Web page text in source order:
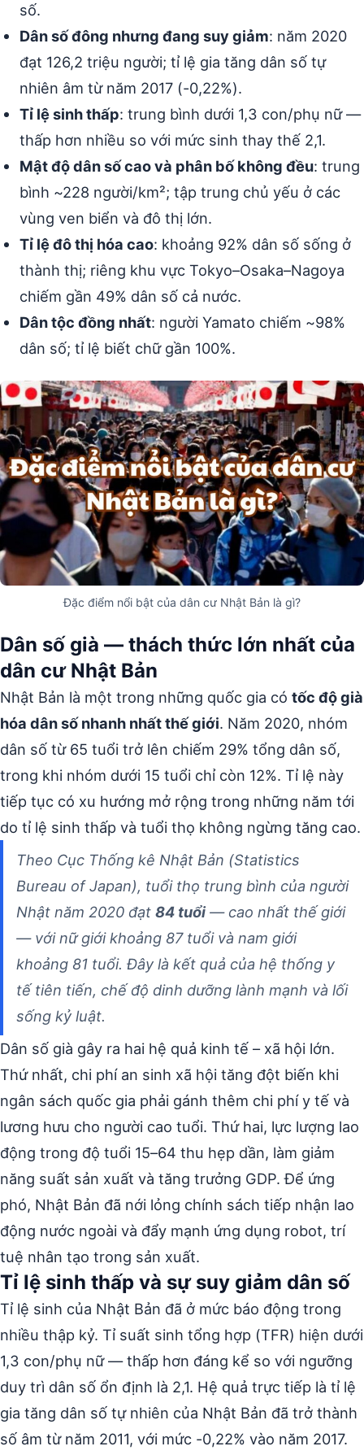
số.
Dân số đông nhưng đang suy giảm: năm 2020
đạt 126,2 triệu người; tỉ lệ gia tăng dân số tự
nhiên âm từ năm 2017 (-0,22%).
Tỉ lệ sinh thấp: trung bình dưới 1,3 con/phụ nữ —
thấp hơn nhiều so với mức sinh thay thế 2,1.
Mật độ dân số cao và phân bố không đều: trung
bình ~228 người/km²; tập trung chủ yếu ở các
vùng ven biển và đô thị lớn.
Tỉ lệ đô thị hóa cao: khoảng 92% dân số sống ở
thành thị; riêng khu vực Tokyo–Osaka–Nagoya
chiếm gần 49% dân số cả nước.
Dân tộc đồng nhất: người Yamato chiếm ~98%
dân số; tỉ lệ biết chữ gần 100%.
Đặc điểm nổi bật của dân cư Nhật Bản là gì?
Dân số già — thách thức lớn nhất của
dân cư Nhật Bản
Nhật Bản là một trong những quốc gia có tốc độ già
hóa dân số nhanh nhất thế giới. Năm 2020, nhóm
dân số từ 65 tuổi trở lên chiếm 29% tổng dân số,
trong khi nhóm dưới 15 tuổi chỉ còn 12%. Tỉ lệ này
tiếp tục có xu hướng mở rộng trong những năm tới
do tỉ lệ sinh thấp và tuổi thọ không ngừng tăng cao.
Theo Cục Thống kê Nhật Bản (Statistics
Bureau of Japan), tuổi thọ trung bình của người
Nhật năm 2020 đạt 84 tuổi — cao nhất thế giới
— với nữ giới khoảng 87 tuổi và nam giới
khoảng 81 tuổi. Đây là kết quả của hệ thống y
tế tiên tiến, chế độ dinh dưỡng lành mạnh và lối
sống kỷ luật.
Dân số già gây ra hai hệ quả kinh tế – xã hội lớn.
Thứ nhất, chi phí an sinh xã hội tăng đột biến khi
ngân sách quốc gia phải gánh thêm chi phí y tế và
lương hưu cho người cao tuổi. Thứ hai, lực lượng lao
động trong độ tuổi 15–64 thu hẹp dần, làm giảm
năng suất sản xuất và tăng trưởng GDP. Để ứng
phó, Nhật Bản đã nới lỏng chính sách tiếp nhận lao
động nước ngoài và đẩy mạnh ứng dụng robot, trí
tuệ nhân tạo trong sản xuất.
Tỉ lệ sinh thấp và sự suy giảm dân số
Tỉ lệ sinh của Nhật Bản đã ở mức báo động trong
nhiều thập kỷ. Tỉ suất sinh tổng hợp (TFR) hiện dưới
1,3 con/phụ nữ — thấp hơn đáng kể so với ngưỡng
duy trì dân số ổn định là 2,1. Hệ quả trực tiếp là tỉ lệ
gia tăng dân số tự nhiên của Nhật Bản đã trở thành
số âm từ năm 2011, với mức -0,22% vào năm 2017.